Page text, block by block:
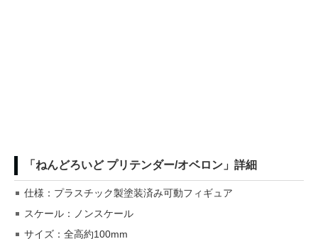
「ねんどろいど プリテンダー/オベロン」詳細
仕様：プラスチック製塗装済み可動フィギュア
スケール：ノンスケール
サイズ：全高約100mm